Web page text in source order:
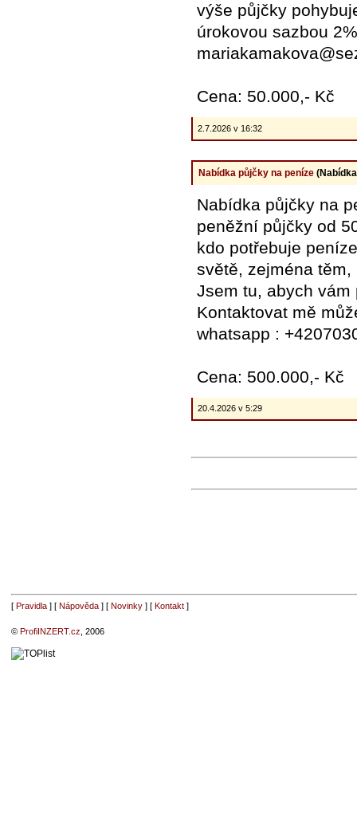
výše půjčky
úrokovou sazbou
Cena: 50.000,- Kč
2.7.2026 v 16:32
Nabídka půjčky na peníze
Nabídka půjčky na
peněžní půjčky od
kdo potřebuje
světě, zejména
Jsem tu, abych vám
Kontaktovat mě
whatsapp :
Cena: 500.000,- Kč
20.4.2026 v 5:29
[ Pravidla] [ Nápověda] [ Novinky] [ Kontakt]
© ProfiINZERT.cz , 2006